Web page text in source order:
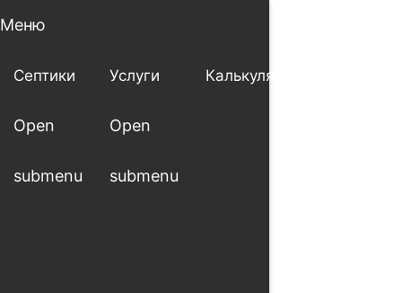
Меню
Септики
Open
submenu
Услуги
Open
submenu
Калькулятор